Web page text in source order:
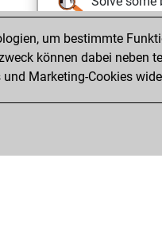
um bestimmte
können dabei neben
Marketing-Cookies